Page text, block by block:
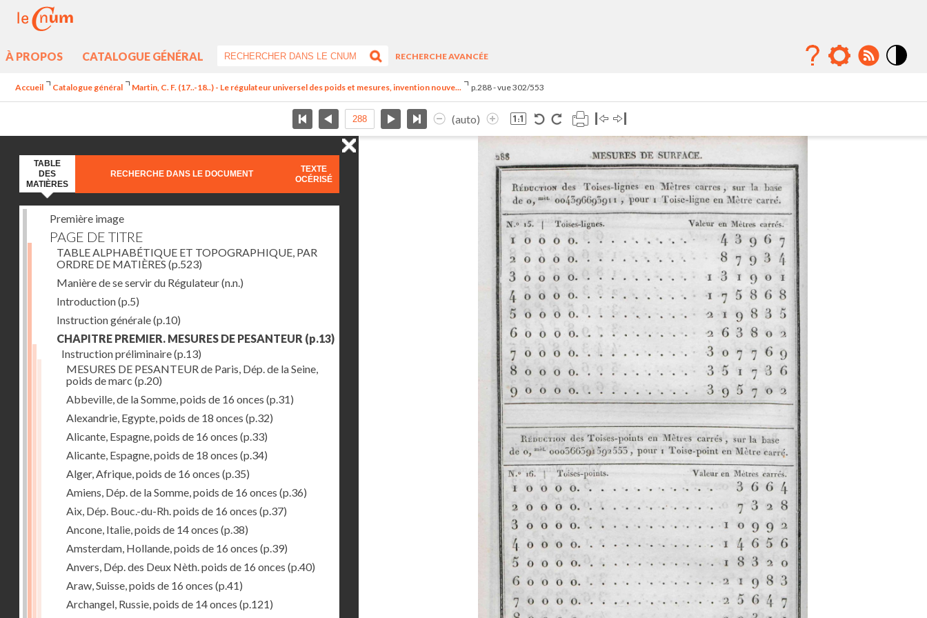
À PROPOS CATALOGUE GÉNÉRAL
RECHERCHE AVANCÉE
Accueil Catalogue général Martin, C. F. (17..-18..) - Le régulateur universel des poids et mesures, invention nouve... p.288 - vue 302/553
(auto)
TABLE
DES
MATIÈRES
RECHERCHE DANS LE DOCUMENT
TEXTE
OCÉRISÉ
Première image
PAGE DE TITRE
TABLE ALPHABÉTIQUE ET TOPOGRAPHIQUE, PAR
ORDRE DE MATIÈRES (p.523)
Manière de se servir du Régulateur(n.n.)
Introduction(p.5)
Instruction générale(p.10)
CHAPITRE PREMIER. MESURES DE PESANTEUR (p.13)
Instruction préliminaire(p.13)
MESURES DE PESANTEUR de Paris, Dép. de la Seine,
poids de marc (p.20)
Abbeville, de la Somme, poids de 16 onces (p.31)
Alexandrie, Egypte, poids de 18 onces (p.32)
Alicante, Espagne, poids de 16 onces (p.33)
Alicante, Espagne, poids de 18 onces (p.34)
Alger, Afrique, poids de 16 onces (p.35)
Amiens, Dép. de la Somme, poids de 16 onces (p.36)
Aix, Dép. Bouc.-du-Rh. poids de 16 onces (p.37)
Ancone, Italie, poids de 14 onces (p.38)
Amsterdam, Hollande, poids de 16 onces (p.39)
Anvers, Dép. des Deux Nèth. poids de 16 onces (p.40)
Araw, Suisse, poids de 16 onces (p.41)
Archangel, Russie, poids de 14 onces (p.121)